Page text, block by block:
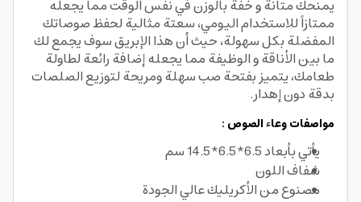
يمنحك متانة و خفة بالوزن في نفس الوقت مما يجعله
ممتازاً للاستخدام اليومي، سعتة مثالية لحفظ صوصاتك
المفضلة بكل سهولة، حيث أن هذا الإبريق سوف يجمع لك
ما بين الأناقة و الوظيفة مما يجعله إضافة رائعة لطاولة
طعامك، يتميز بفتحة صب سهلة ومريحة لتوزيع الصلصات
بدقة دون إهدار.
مواصفات وعاء الصوص :
يأتي بأبعاد 6.5*6.5*14.5 سم
شفاف اللون
مصنوع من الأكريليك عالي الجودة